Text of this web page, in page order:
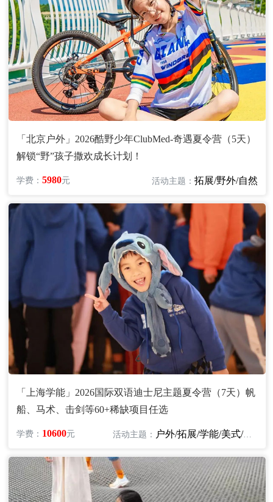
「北京户外」2026酷野少年ClubMed-奇遇夏令营（5天）
解锁“野”孩子撒欢成长计划！
学费：5980元 活动主题： 拓展/野外/自然
「上海学能」2026国际双语迪士尼主题夏令营（7天）帆
船、马术、击剑等60+稀缺项目任选
学费： 10600元 活动主题： 户外/拓展/学能/美式/英语